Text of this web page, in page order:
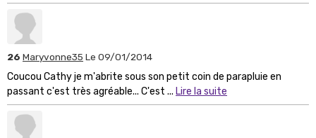
26 Maryvonne35 Le 09/01/2014
Coucou Cathy je m'abrite sous son petit coin de parapluie en
passant c'est très agréable... C'est ... Lire la suite